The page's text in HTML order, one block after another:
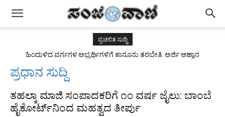
ಪ್ರಚಲಿತ ಸುದ್ಧಿ
ಹಿಂದುಳಿದ ವರ್ಗಗಳ ಅಭ್ಯರ್ಥಿಗಳಿಗೆ ಕಾನೂನು ತರಬೇತಿ: ಅರ್ಜಿ ಆಹ್ವಾನ
ಪ್ರಧಾನ ಸುದ್ದಿ
ತಹಲ್ಕಾ ಮಾಜಿ ಸಂಪಾದಕರಿಗೆ ೧೦ ವರ್ಷ ಜೈಲು: ಬಾಂಬೆ
ಹೈಕೋರ್ಟ್‌ನಿಂದ ಮಹತ್ವದ ತೀರ್ಪು